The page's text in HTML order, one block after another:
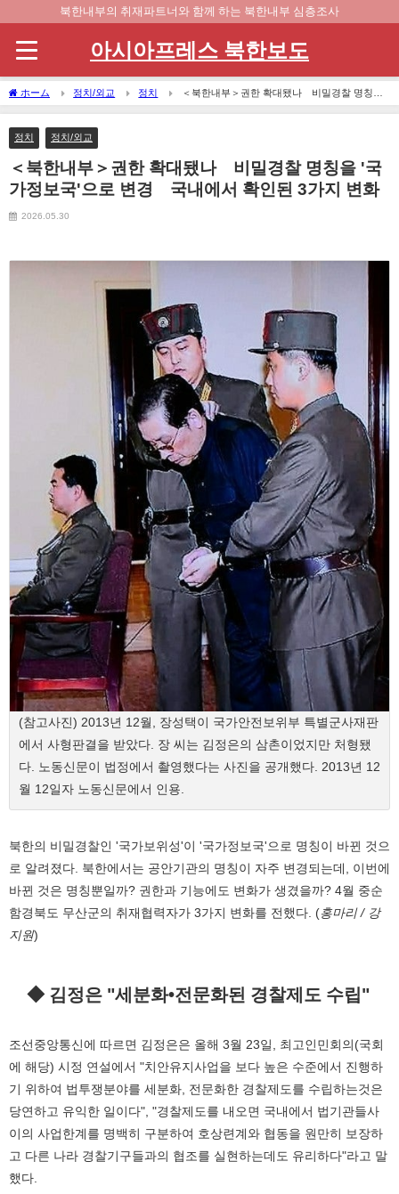
북한내부의 취재파트너와 함께 하는 북한내부 심층조사
아시아프레스 북한보도
ホーム 정치/외교 정치
＜북한내부＞권한 확대됐나 비밀경찰 명칭을
'국가정보국'으로 변경 국내에서 확인된 3가지 변화
정치 정치/외교
＜북한내부＞권한 확대됐나 비밀경찰 명칭을 '국
가정보국'으로 변경 국내에서 확인된 3가지 변화
2026.05.30
(참고사진) 2013년 12월, 장성택이 국가안전보위부 특별군사재판
에서 사형판결을 받았다. 장 씨는 김정은의 삼촌이었지만 처형됐
다. 노동신문이 법정에서 촬영했다는 사진을 공개했다. 2013년 12
월 12일자 노동신문에서 인용.
북한의 비밀경찰인 '국가보위성'이 '국가정보국'으로 명칭이 바뀐 것으
로 알려졌다. 북한에서는 공안기관의 명칭이 자주 변경되는데, 이번에
바뀐 것은 명칭뿐일까? 권한과 기능에도 변화가 생겼을까? 4월 중순
함경북도 무산군의 취재협력자가 3가지 변화를 전했다. (홍마리 / 강
지원)
◆ 김정은 "세분화•전문화된 경찰제도 수립"
조선중앙통신에 따르면 김정은은 올해 3월 23일, 최고인민회의(국회
에 해당) 시정 연설에서 "치안유지사업을 보다 높은 수준에서 진행하
기 위하여 법투쟁분야를 세분화, 전문화한 경찰제도를 수립하는것은
당연하고 유익한 일이다", "경찰제도를 내오면 국내에서 법기관들사
이의 사업한계를 명백히 구분하여 호상련계와 협동을 원만히 보장하
고 다른 나라 경찰기구들과의 협조를 실현하는데도 유리하다"라고 말
했다.